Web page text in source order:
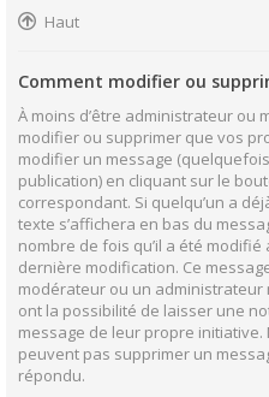
Haut
Comment modifier ou
À moins d’être administrateur ou
modifier ou supprimer que vos
modifier un message
publication) en cliquant sur le
correspondant. Si quelqu’un a
texte s’affichera en bas du
nombre de fois qu’il a été
dernière modification. Ce
modérateur ou un administrateur
ont la possibilité de laisser une
message de leur propre
peuvent pas supprimer un
répondu.